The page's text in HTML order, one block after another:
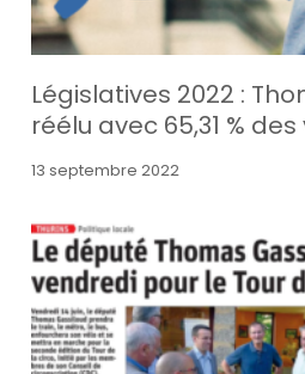
Législatives 2022 :
réélu avec 65,31 % des
13 septembre 2022